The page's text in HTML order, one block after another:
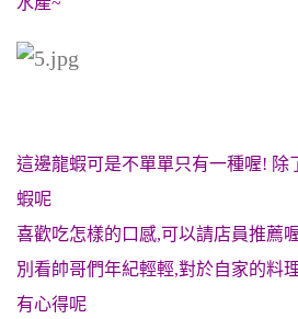
這邊龍蝦可是不單單只有一種喔! 除
蝦呢
喜歡吃怎樣的口感,可以請店員推薦
別看帥哥們年紀輕輕,對於自家的料
有心得呢